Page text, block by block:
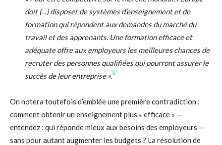
doit (…) disposer de systèmes d’enseignement et de
formation qui répondent aux demandes du marché du
travail et des apprenants. Une formation efficace et
adéquate offre aux employeurs les meilleures chances de
recruter des personnes qualifiées qui pourront assurer le
succès de leur entreprise ».[5]
On notera toutefois d’emblée une première contradiction :
comment obtenir un enseignement plus « efficace » —
entendez : qui réponde mieux aux besoins des employeurs —
sans pour autant augmenter les budgets ? La résolution de